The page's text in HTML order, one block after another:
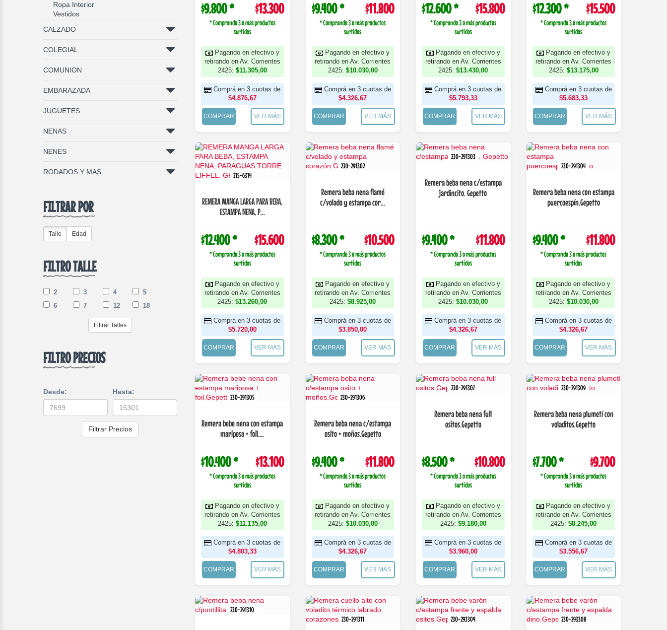
Ropa Interior
Vestidos
CALZADO
COLEGIAL
COMUNION
EMBARAZADA
JUGUETES
NENAS
NENES
RODADOS Y MAS
FILTRAR POR
Talle Edad
FILTRO TALLE
2 3 4
5
6
7 12 18
Filtrar Talles
FILTRO PRECIOS
Desde: Hasta:
Filtrar Precios
$9.800 * $13.300
* Comprando 3 o más productos
surtidos
Pagando en efectivo y
retirando en Av. Corrientes
2425: $11.305,00
Comprá en 3 cuotas de
$4.876,67
COMPRAR VER MÁS
$9.400 * $11.800
* Comprando 3 o más productos
surtidos
Pagando en efectivo y
retirando en Av. Corrientes
2425: $10.030,00
Comprá en 3 cuotas de
$4.326,67
COMPRAR VER MÁS
$12.600 * $15.800
* Comprando 3 o más productos
surtidos
Pagando en efectivo y
retirando en Av. Corrientes
2425:$13.430,00
Comprá en 3 cuotas de
$5.793,33
COMPRAR VER MÁS
$12.300 * $15.500
* Comprando 3 o más productos
surtidos
Pagando en efectivo y
retirando en Av. Corrientes
2425: $13.175,00
Comprá en 3 cuotas de
$5.683,33
COMPRAR VER MÁS
215-6314
REMERA MANGA LARGA PARA BEBA,
ESTAMPA NENA, P...
$12.400 * $15.600
* Comprando 3 o más productos
surtidos
Pagando en efectivo y
retirando en Av. Corrientes
2425:$13.260,00
Comprá en 3 cuotas de
$5.720,00
COMPRAR VER MÁS
230-291302
Remera beba nena flamé
c/volado y estampa cor...
$8.300 * $10.500
* Comprando 3 o más productos
surtidos
Pagando en efectivo y
retirando en Av. Corrientes
2425:$8.925,00
Comprá en 3 cuotas de
$3.850,00
COMPRAR VER MÁS
230-291303
Remera beba nena c/estampa
jardincito. Gepetto
$9.400 * $11.800
* Comprando 3 o más productos
surtidos
Pagando en efectivo y
retirando en Av. Corrientes
2425:$10.030,00
Comprá en 3 cuotas de
$4.326,67
COMPRAR VER MÁS
230-291304
Remera beba nena con estampa
puercoespín.Gepetto
$9.400 * $11.800
* Comprando 3 o más productos
surtidos
Pagando en efectivo y
retirando en Av. Corrientes
2425: $10.030,00
Comprá en 3 cuotas de
$4.326,67
COMPRAR VER MÁS
230-291305
Remera bebe nena con estampa
mariposa + foil....
$10.400 * $13.100
* Comprando 3 o más productos
surtidos
Pagando en efectivo y
retirando en Av. Corrientes
2425: $11.135,00
Comprá en 3 cuotas de
$4.803,33
COMPRAR VER MÁS
230-291306
Remera beba nena c/estampa
osito + moños.Gepetto
$9.400 * $11.800
* Comprando 3 o más productos
surtidos
Pagando en efectivo y
retirando en Av. Corrientes
2425: $10.030,00
Comprá en 3 cuotas de
$4.326,67
COMPRAR VER MÁS
230-291307
Remera beba nena full
ositos.Gepetto
$8.500 * $10.800
* Comprando 3 o más productos
surtidos
Pagando en efectivo y
retirando en Av. Corrientes
2425: $9.180,00
Comprá en 3 cuotas de
$3.960,00
COMPRAR VER MÁS
230-291309
Remera beba nena plumetí con
voladitos.Gepetto
$7.700 * $9.700
* Comprando 3 o más productos
surtidos
Pagando en efectivo y
retirando en Av. Corrientes
2425:$8.245,00
Comprá en 3 cuotas de
$3.556,67
COMPRAR VER MÁS
230-291310
230-291311 230-293304 230-293308